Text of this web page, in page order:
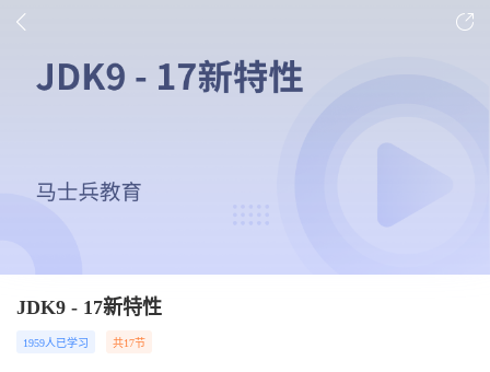
JDK9 - 17新特性
1959人已学习 共17节